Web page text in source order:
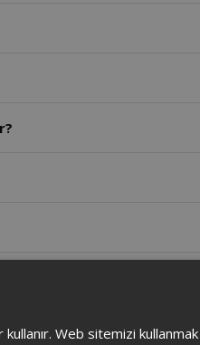
benziyor arasındaki
Web sitemizi